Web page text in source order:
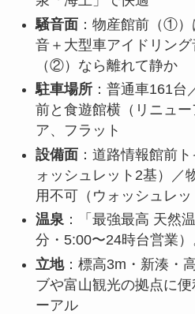
騒音面：物産館前（①）
音＋大型車アイドリン
（②）なら離れて静か
駐車場所：普通車161台
前と食遊館横（リニュ
ア、フラット
設備面：道路情報館前
ォッシュレット2基）／
用不可（ウォッシュレッ
温泉：「最強最高 天然
分・5:00〜24時台営業
立地：標高3m・新湊・
ブや富山観光の拠点に
ーアル